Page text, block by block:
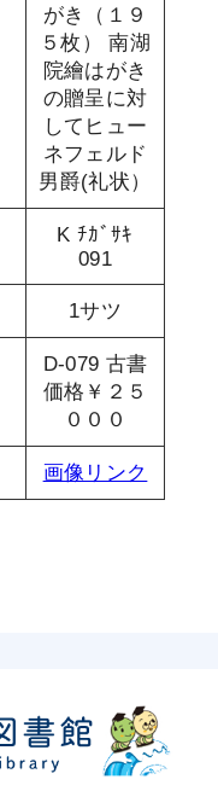
がき（１９
５枚） 南湖
院繪はがき
の贈呈に対
してヒュー
ネフェルド
男爵(礼状）
K ﾁｶﾞｻｷ
091
1サツ
D-079 古書
価格￥２５
０００
画像リンク